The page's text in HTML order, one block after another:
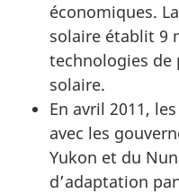
économiques.
solaire établit 9
technologies de
solaire.
En avril 2011,
avec les
Yukon et du
d’adaptation